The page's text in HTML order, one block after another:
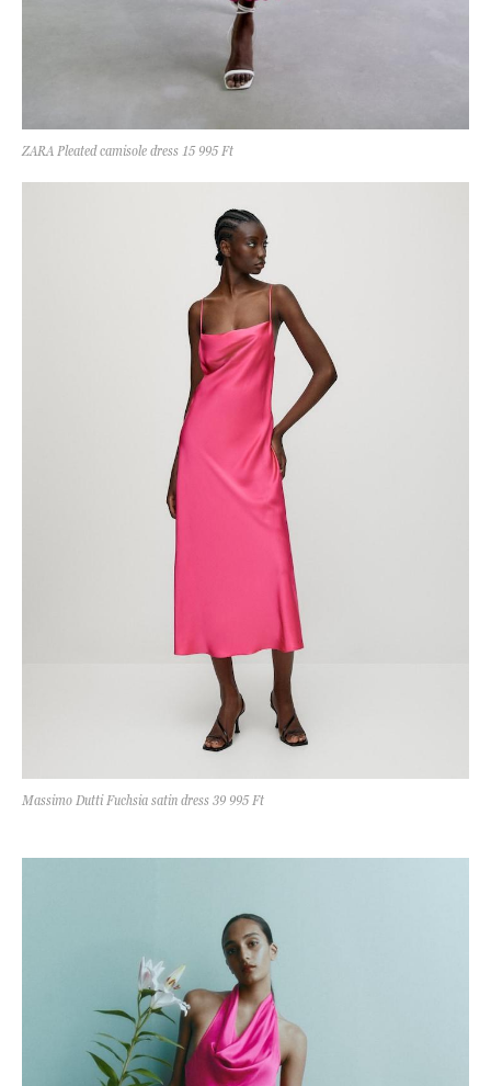
ZARA Pleated camisole dress 15 995 Ft
Massimo Dutti Fuchsia satin dress 39 995 Ft